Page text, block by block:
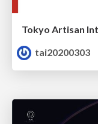
tai20200303